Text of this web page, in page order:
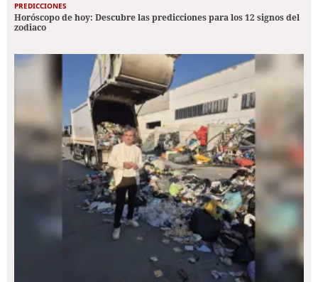
PREDICCIONES
Horóscopo de hoy: Descubre las predicciones para los 12 signos del
zodiaco